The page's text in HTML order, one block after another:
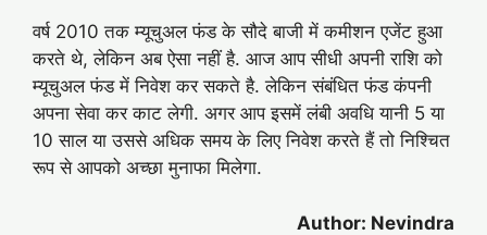
वर्ष 2010 तक म्यूचुअल फंड के सौदे बाजी में कमीशन एजेंट हुआ
करते थे, लेकिन अब ऐसा नहीं है. आज आप सीधी अपनी राशि को
म्यूचुअल फंड में निवेश कर सकते है. लेकिन संबंधित फंड कंपनी
अपना सेवा कर काट लेगी. अगर आप इसमें लंबी अवधि यानी 5 या
10 साल या उससे अधिक समय के लिए निवेश करते हैं तो निश्चित
रूप से आपको अच्छा मुनाफा मिलेगा.
Author: Nevindra